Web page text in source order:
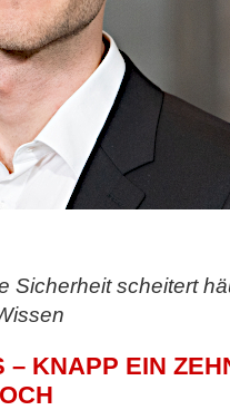
Sicherheit scheitert
– KNAPP EIN